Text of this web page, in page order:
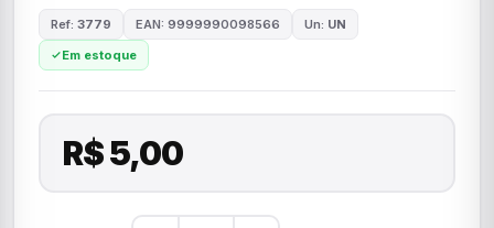
Ref: 3779 EAN: 9999990098566 Un: UN
Em estoque
R$ 5,00